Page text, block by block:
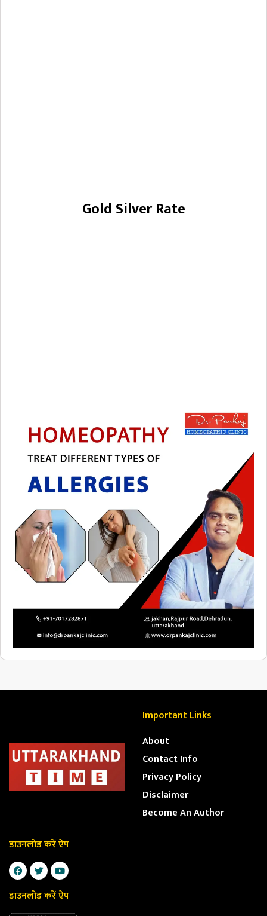
Gold Silver Rate
Important Links
About
Contact Info
Privacy Policy
Disclaimer
Become An Author
डाउनलोड करें ऐप
डाउनलोड करें ऐप